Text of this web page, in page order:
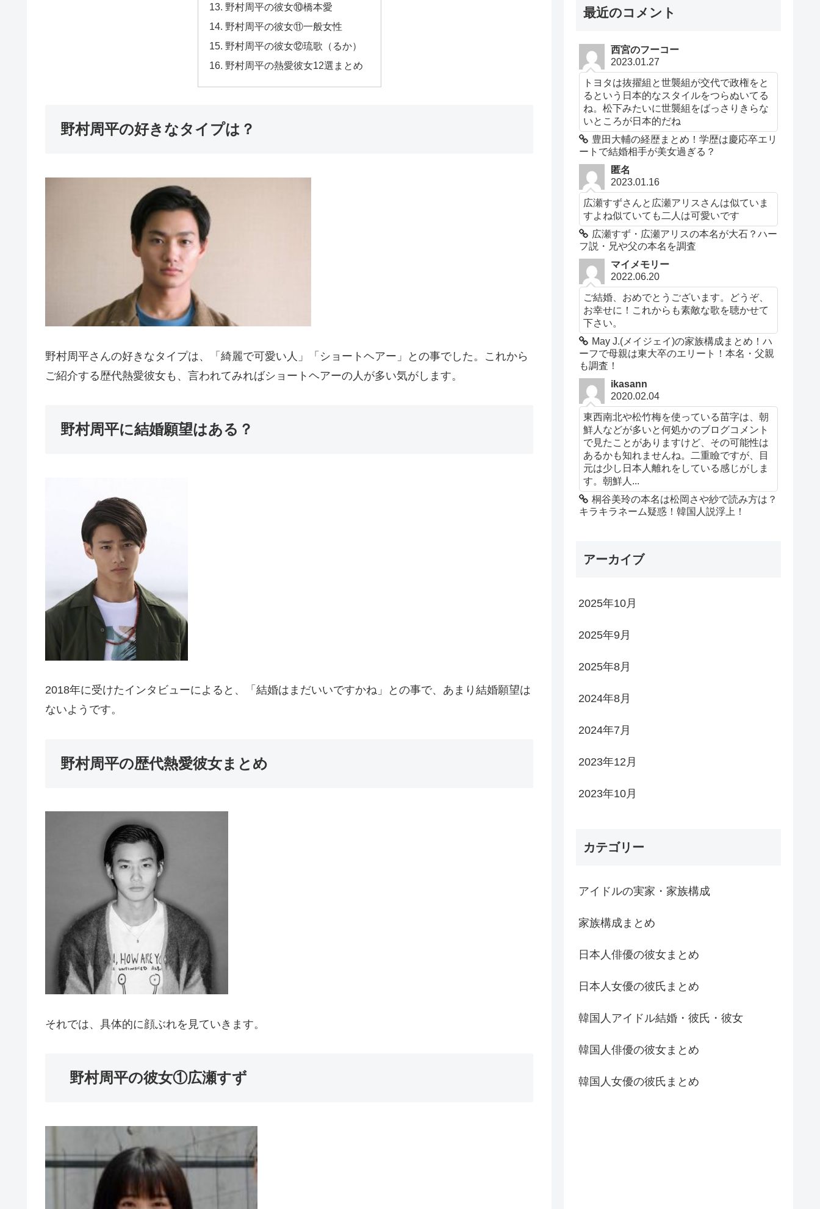
野村周平の彼女⑩橋本愛
野村周平の彼女⑪一般女性
野村周平の彼女⑫琉歌（るか）
野村周平の熱愛彼女12選まとめ
野村周平の好きなタイプは？
野村周平さんの好きなタイプは、「綺麗で可愛い人」「ショートヘアー」との事でした。これから
ご紹介する歴代熱愛彼女も、言われてみればショートヘアーの人が多い気がします。
野村周平に結婚願望はある？
2018年に受けたインタビューによると、「結婚はまだいいですかね」との事で、あまり結婚願望は
ないようです。
野村周平の歴代熱愛彼女まとめ
それでは、具体的に顔ぶれを見ていきます。
野村周平の彼女①広瀬すず
最近のコメント
西宮のフーコー
2023.01.27
トヨタは抜擢組と世襲組が交代で政権をと
るという日本的なスタイルをつらぬいてる
ね。松下みたいに世襲組をばっさりきらな
いところが日本的だね
豊田大輔の経歴まとめ！学歴は慶応卒エリ
ートで結婚相手が美女過ぎる？
匿名
2023.01.16
広瀬すずさんと広瀬アリスさんは似ていま
すよね似ていても二人は可愛いです
広瀬すず・広瀬アリスの本名が大石？ハー
フ説・兄や父の本名を調査
マイメモリー
2022.06.20
ご結婚、おめでとうございます。どうぞ、
お幸せに！これからも素敵な歌を聴かせて
下さい。
May J.(メイジェイ)の家族構成まとめ！ハ
ーフで母親は東大卒のエリート！本名・父親
も調査！
ikasann
2020.02.04
東西南北や松竹梅を使っている苗字は、朝
鮮人などが多いと何処かのブログコメント
で見たことがありますけど、その可能性は
あるかも知れませんね。二重瞼ですが、目
元は少し日本人離れをしている感じがしま
す。朝鮮人...
桐谷美玲の本名は松岡さや紗で読み方は？
キラキラネーム疑惑！韓国人説浮上！
アーカイブ
2025年10月
2025年9月
2025年8月
2024年8月
2024年7月
2023年12月
2023年10月
カテゴリー
アイドルの実家・家族構成
家族構成まとめ
日本人俳優の彼女まとめ
日本人女優の彼氏まとめ
韓国人アイドル結婚・彼氏・彼女
韓国人俳優の彼女まとめ
韓国人女優の彼氏まとめ